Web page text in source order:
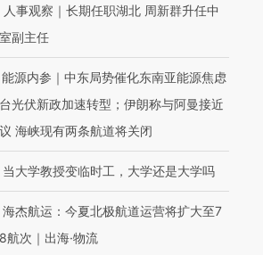
人事观察｜长期任职湖北 周新群升任中
副主任
能源内参｜中东局势催化东南亚能源焦虑
光伏新政加速转型；伊朗称与阿曼接近
海峡现有两条航道将关闭
当大学教授变临时工，大学还是大学吗
海杰航运：今夏北极航道运营将扩大至7
航次｜出海·物流